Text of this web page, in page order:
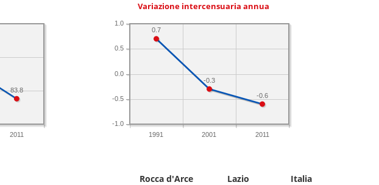
2011
83.8
Variazione intercensuaria annua
1991 2001 2011
-1.0
-0.5
0.0
0.5
1.0
-0.6
-0.3
0.7
Rocca d'Arce Lazio Italia